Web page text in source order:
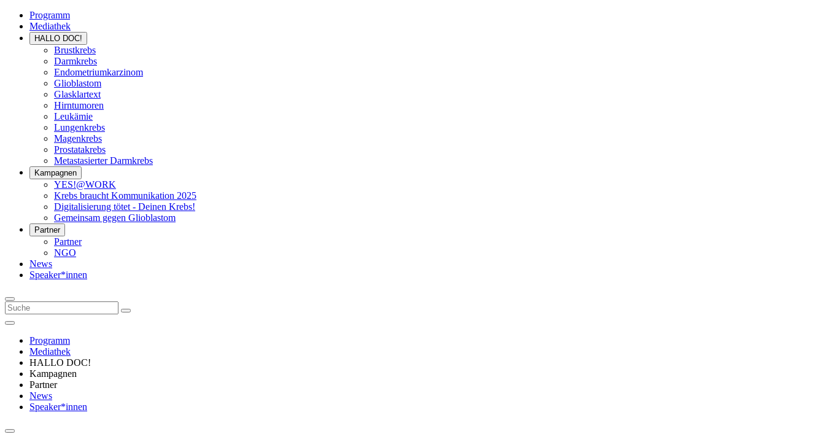
Programm
Mediathek
HALLO DOC!
Brustkrebs
Darmkrebs
Endometriumkarzinom
Glioblastom
Glasklartext
Hirntumoren
Leukämie
Lungenkrebs
Magenkrebs
Prostatakrebs
Metastasierter Darmkrebs
Kampagnen
YES!@WORK
Krebs braucht Kommunikation 2025
Digitalisierung tötet - Deinen Krebs!
Gemeinsam gegen Glioblastom
Partner
Partner
NGO
News
Speaker*innen
Programm
Mediathek
HALLO DOC!
Kampagnen
Partner
News
Speaker*innen